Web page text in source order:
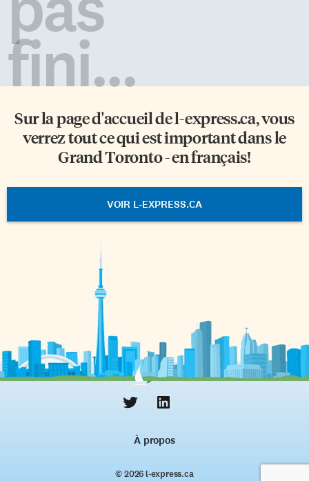
fini...
Sur la page d'accueil del-express.ca, vous
verrez tout ce qui est important dans le
Grand Toronto - en français!
VOIR L-EXPRESS.CA
À propos
© 2026 l‑express.ca